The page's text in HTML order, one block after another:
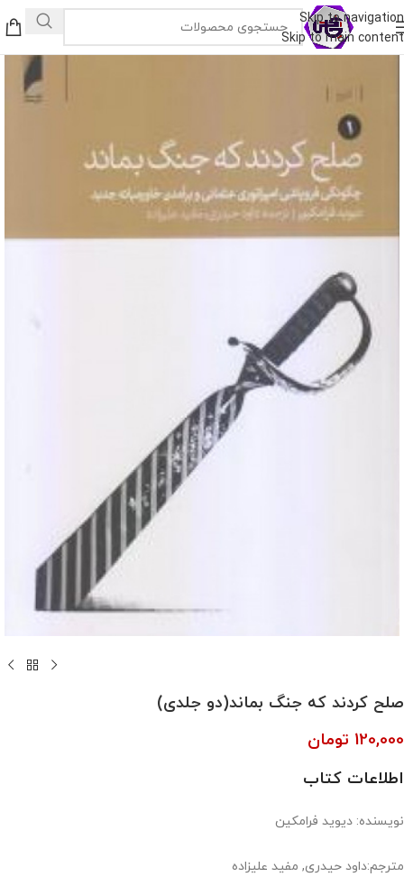
Skip to navigation
Skip to main content
صلح کردند که جنگ بماند(دو جلدی)
120,000 تومان
اطلاعات کتاب
نویسنده: دیوید فرامکین
مترجم:داود حیدری, مفید علیزاده